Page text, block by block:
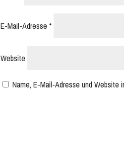
E-Mail-Adresse *
Website
Name, E-Mail-Adresse und Website